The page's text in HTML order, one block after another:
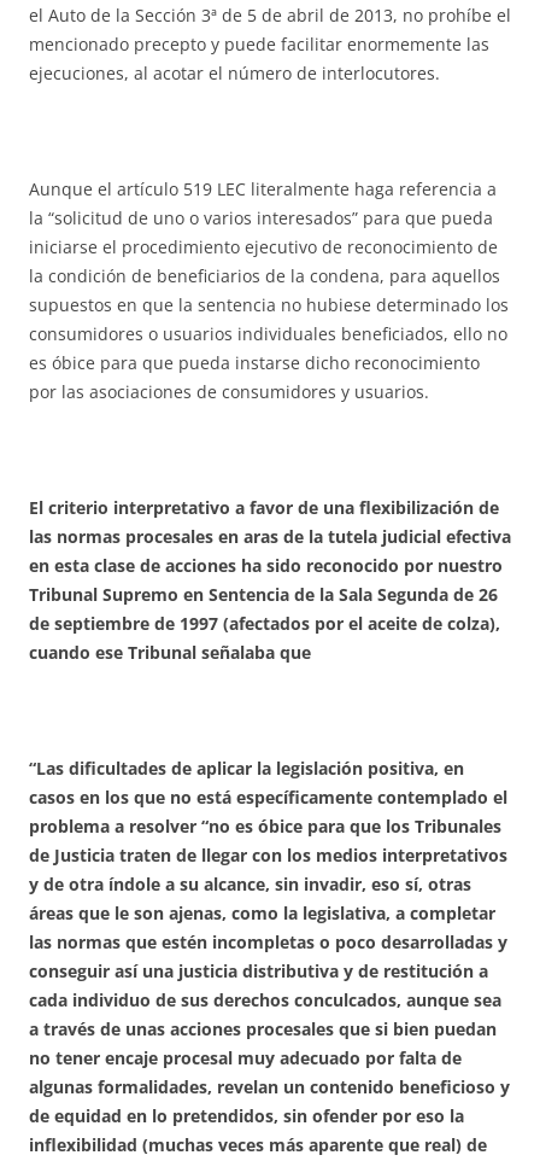
el Auto de la Sección 3ª de 5 de abril de 2013, no prohíbe el
mencionado precepto y puede facilitar enormemente las
ejecuciones, al acotar el número de interlocutores.
Aunque el artículo 519 LEC literalmente haga referencia a
la “solicitud de uno o varios interesados” para que pueda
iniciarse el procedimiento ejecutivo de reconocimiento de
la condición de beneficiarios de la condena, para aquellos
supuestos en que la sentencia no hubiese determinado los
consumidores o usuarios individuales beneficiados, ello no
es óbice para que pueda instarse dicho reconocimiento
por las asociaciones de consumidores y usuarios.
El criterio interpretativo a favor de una flexibilización de
las normas procesales en aras de la tutela judicial efectiva
en esta clase de acciones ha sido reconocido por nuestro
Tribunal Supremo en Sentencia de la Sala Segunda de 26
de septiembre de 1997 (afectados por el aceite de colza),
cuando ese Tribunal señalaba que
“Las dificultades de aplicar la legislación positiva, en
casos en los que no está específicamente contemplado el
problema a resolver “no es óbice para que los Tribunales
de Justicia traten de llegar con los medios interpretativos
y de otra índole a su alcance, sin invadir, eso sí, otras
áreas que le son ajenas, como la legislativa, a completar
las normas que estén incompletas o poco desarrolladas y
conseguir así una justicia distributiva y de restitución a
cada individuo de sus derechos conculcados, aunque sea
a través de unas acciones procesales que si bien puedan
no tener encaje procesal muy adecuado por falta de
algunas formalidades, revelan un contenido beneficioso y
de equidad en lo pretendidos, sin ofender por eso la
inflexibilidad (muchas veces más aparente que real) de